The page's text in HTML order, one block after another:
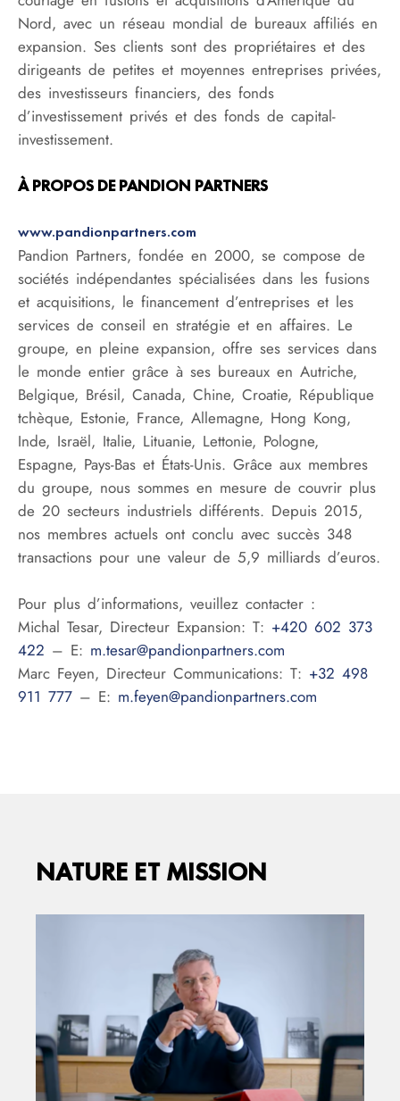
Nord, avec un réseau mondial de bureaux affiliés en
expansion. Ses clients sont des propriétaires et des
dirigeants de petites et moyennes entreprises privées,
des investisseurs financiers, des fonds
d’investissement privés et des fonds de capital-
investissement.
À PROPOS DE PANDION PARTNERS
www.pandionpartners.com
Pandion Partners, fondée en 2000, se compose de
sociétés indépendantes spécialisées dans les fusions
et acquisitions, le financement d’entreprises et les
services de conseil en stratégie et en affaires. Le
groupe, en pleine expansion, offre ses services dans
le monde entier grâce à ses bureaux en Autriche,
Belgique, Brésil, Canada, Chine, Croatie, République
tchèque, Estonie, France, Allemagne, Hong Kong,
Inde, Israël, Italie, Lituanie, Lettonie, Pologne,
Espagne, Pays-Bas et États-Unis. Grâce aux membres
du groupe, nous sommes en mesure de couvrir plus
de 20 secteurs industriels différents. Depuis 2015,
nos membres actuels ont conclu avec succès 348
transactions pour une valeur de 5,9 milliards d’euros.
Pour plus d’informations, veuillez contacter :
Michal Tesar, Directeur Expansion: T: +420 602 373
422 – E: m.tesar@pandionpartners.com
Marc Feyen, Directeur Communications: T: +32 498
911 777 – E: m.feyen@pandionpartners.com
NATURE ET MISSION